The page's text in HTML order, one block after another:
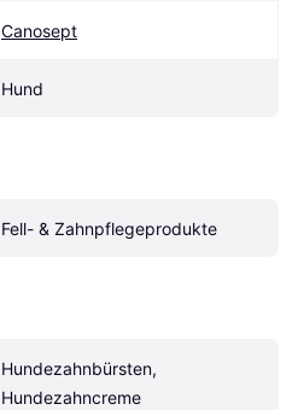
Canosept
Hund
Fell- & Zahnpflegeprodukte
Hundezahnbürsten,
Hundezahncreme